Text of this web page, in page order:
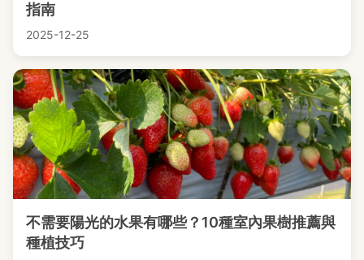
指南
2025-12-25
不需要陽光的水果有哪些？10種室內果樹推薦與
種植技巧